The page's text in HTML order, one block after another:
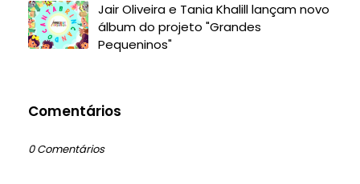
Jair Oliveira e Tania Khalill lançam novo
álbum do projeto "Grandes
Pequeninos"
Comentários
0 Comentários